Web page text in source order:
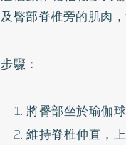
及臀部脊椎旁的肌肉
步驟：
將臀部坐於瑜伽
維持脊椎伸直，